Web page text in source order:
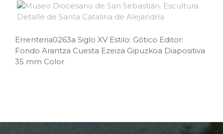
Errenteria0263a Siglo XV Estilo: Gótico Editor:
Fondo Arantza Cuesta Ezeiza Gipuzkoa Diapositiva
35 mm Color